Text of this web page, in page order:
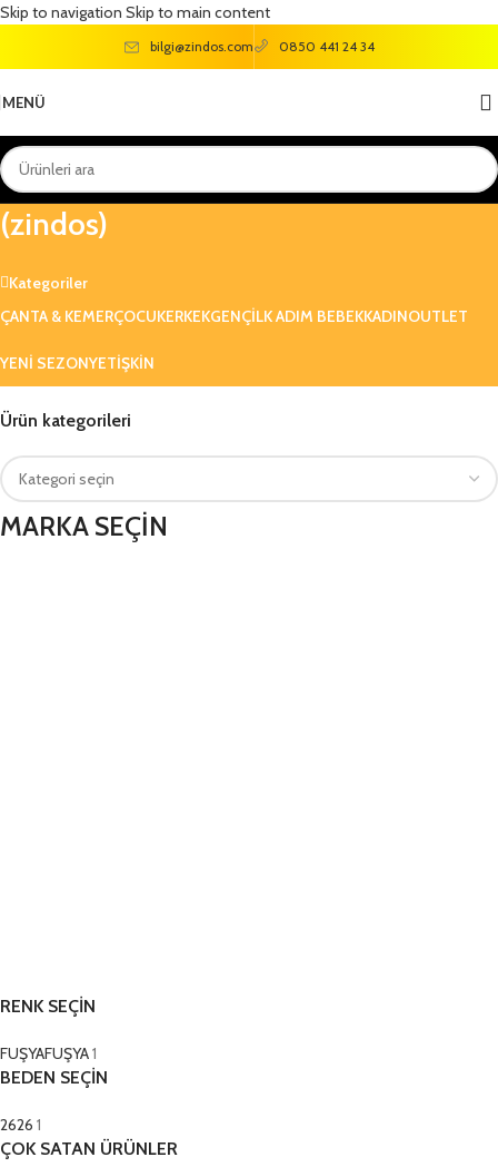
Skip to navigation Skip to main content
bilgi@zindos.com 0850 441 24 34
MENÜ
vicco miyu fuşya kız çocuk sandalet
(zindos)
Kategoriler
ÇANTA & KEMERÇOCUKERKEKGENÇILK ADIM BEBEKKADINOUTLET
YENI SEZONYETIŞKIN
Ürün kategorileri
MARKA SEÇİN
RENK SEÇİN
FUŞYAFUŞYA1
BEDEN SEÇİN
2626 1
ÇOK SATAN ÜRÜNLER